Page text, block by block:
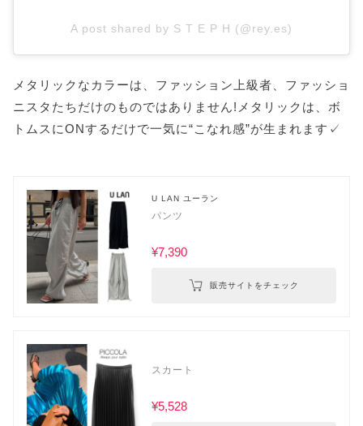
A post shared by S T E P H (@rey.es)
メタリックなカラーは、ファッション上級者、ファッショ
ニスタたちだけのものではありません!メタリックは、ボ
トムスにONするだけで一気に“こなれ感”が生まれます✓
U LAN ユーラン
パンツ
¥7,390
販売サイトをチェック
スカート
¥5,528